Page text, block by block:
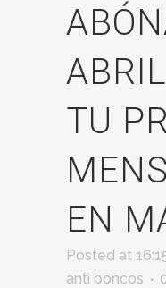
TU
EN
Posted at
anti boncos